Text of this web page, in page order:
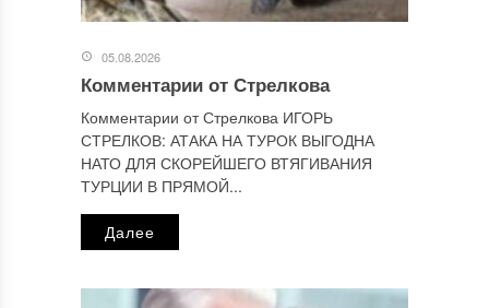
персональных данных.
05.08.2026
Комментарии от Стрелкова
Комментарии от Стрелкова ИГОРЬ
СТРЕЛКОВ: АТАКА НА ТУРОК ВЫГОДНА
НАТО ДЛЯ СКОРЕЙШЕГО ВТЯГИВАНИЯ
ТУРЦИИ В ПРЯМОЙ...
Далее